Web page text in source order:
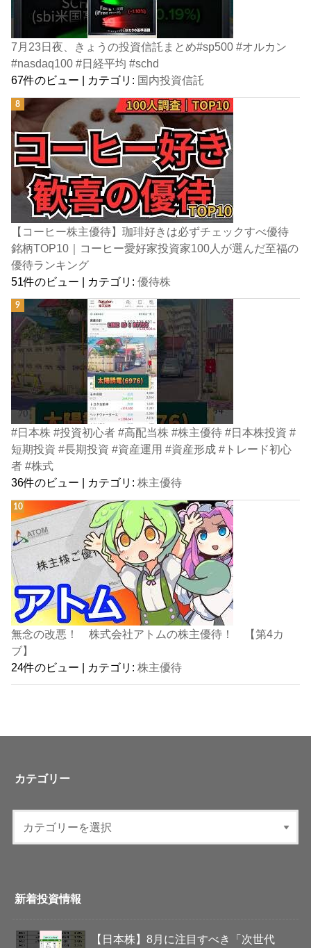
7月23日夜、きょうの投資信託まとめ#sp500 #オルカン
#nasdaq100 #日経平均 #schd
67件のビュー
カテゴリ: 国内投資信託
【コーヒー株主優待】珈琲好きは必ずチェックすべ優待
銘柄TOP10｜コーヒー愛好家投資家100人が選んだ至福の
優待ランキング
51件のビュー | カテゴリ:優待株
#日本株 #投資初心者 #高配当株 #株主優待 #日本株投資 #
短期投資 #長期投資 #資産運用 #資産形成 #トレード初心
者 #株式
36件のビュー | カテゴリ:株主優待
無念の改悪！ 株式会社アトムの株主優待！ 【第4カ
ブ】
24件のビュー | カテゴリ:株主優待
カテゴリー
新着投資情報
【日本株】8月に注目すべき「次世代